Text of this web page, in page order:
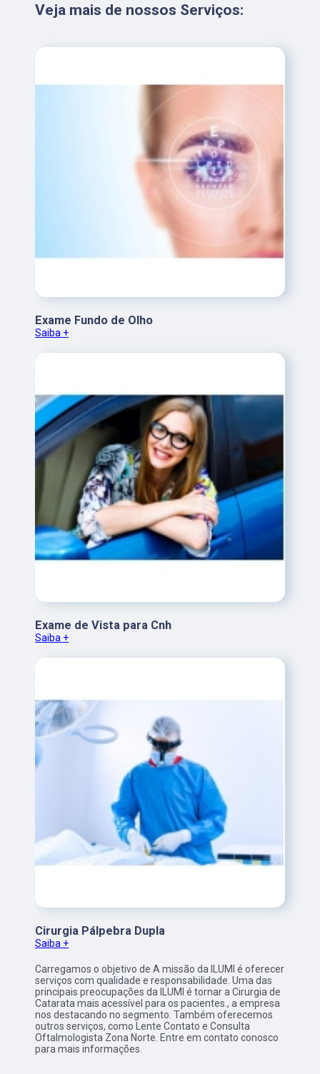
Veja mais de nossos Serviços:
Exame Fundo de Olho
Saiba +
Exame de Vista para Cnh
Saiba +
Cirurgia Pálpebra Dupla
Saiba +
Carregamos o objetivo de A missão da ILUMI é oferecer
serviços com qualidade e responsabilidade. Uma das
principais preocupações da ILUMI é tornar a Cirurgia de
Catarata mais acessível para os pacientes., a empresa
nos destacando no segmento. Também oferecemos
outros serviços, como Lente Contato e Consulta
Oftalmologista Zona Norte. Entre em contato conosco
para mais informações.